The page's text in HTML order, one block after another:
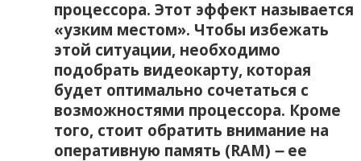
процессора. Этот эффект называется
«узким местом». Чтобы избежать
этой ситуации‚ необходимо
подобрать видеокарту‚ которая
будет оптимально сочетаться с
возможностями процессора. Кроме
того‚ стоит обратить внимание на
оперативную память (RAM) ౼ ее